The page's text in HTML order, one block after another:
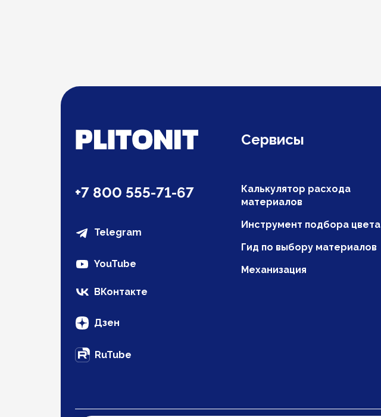
Сервисы
+7 800 555-71-67
Telegram
YouTube
ВКонтакте
Дзен
RuTube
Калькулятор расхода
материалов
Инструмент подбора цвета
Гид по выбору материалов
Механизация